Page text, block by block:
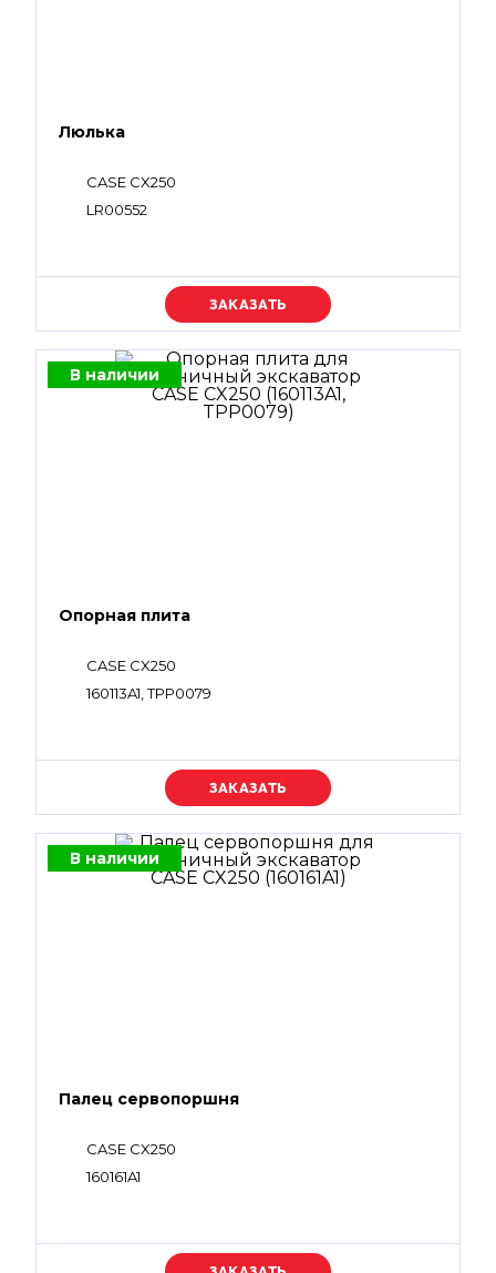
Люлька
CASE CX250
LR00552
Уточняйте цену
В наличии
Опорная плита
CASE CX250
160113A1, TPP0079
Уточняйте цену
В наличии
Палец сервопоршня
CASE CX250
160161A1